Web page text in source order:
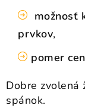
možnosť
prvkov,
pomer
Dobre zvolená
spánok.